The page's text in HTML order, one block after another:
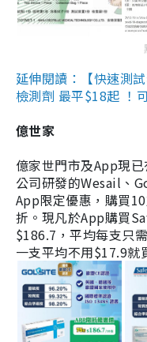
延伸閱讀：【快速測
檢測劑 最平$18起 ！
億世家
億家世門市及App現
公司研發的Wesail、
App限定優惠，購買
折。現凡於App購買
$186.7，平均每支只
一支平均不用$17.9就